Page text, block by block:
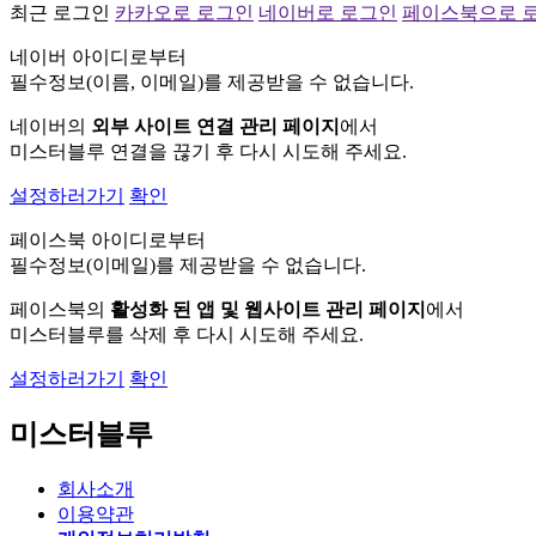
최근 로그인 카카오로 로그인 네이버로 로그인 페이스북으로
네이버 아이디로부터
필수정보(이름, 이메일)를 제공받을 수 없습니다.
네이버의 외부 사이트 연결 관리 페이지 에서
미스터블루 연결을 끊기 후 다시 시도해 주세요.
설정하러가기 확인
페이스북 아이디로부터
필수정보(이메일)를 제공받을 수 없습니다.
페이스북의 활성화 된 앱 및 웹사이트 관리 페이지 에서
미스터블루를 삭제 후 다시 시도해 주세요.
설정하러가기 확인
미스터블루
회사소개
이용약관